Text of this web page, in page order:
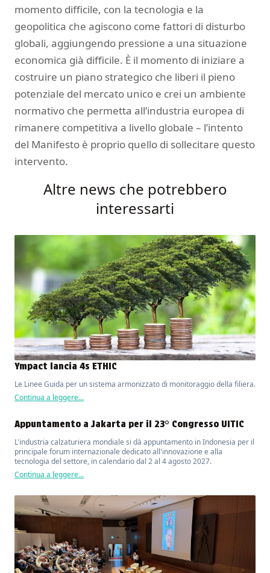
momento difficile, con la tecnologia e la
geopolitica che agiscono come fattori di disturbo
globali, aggiungendo pressione a una situazione
economica già difficile. È il momento di iniziare a
costruire un piano strategico che liberi il pieno
potenziale del mercato unico e crei un ambiente
normativo che permetta all’industria europea di
rimanere competitiva a livello globale – l’intento
del Manifesto è proprio quello di sollecitare questo
intervento.
Altre news che potrebbero
interessarti
Ympact lancia 4s ETHIC
Le Linee Guida per un sistema armonizzato di monitoraggio della filiera.
Continua a leggere...
Appuntamento a Jakarta per il 23° Congresso UITIC
L'industria calzaturiera mondiale si dà appuntamento in Indonesia per il
principale forum internazionale dedicato all'innovazione e alla
tecnologia del settore, in calendario dal 2 al 4 agosto 2027.
Continua a leggere...